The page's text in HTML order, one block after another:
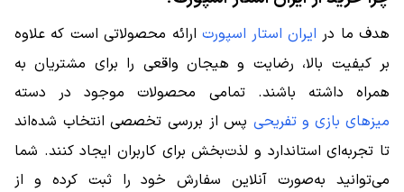
هدف ما در ایران استار اسپورت ارائه محصولاتی است که علاوه
بر کیفیت بالا، رضایت و هیجان واقعی را برای مشتریان به
همراه داشته باشند. تمامی محصولات موجود در دسته
میزهای بازی و تفریحی پس از بررسی تخصصی انتخاب شده‌اند
تا تجربه‌ای استاندارد و لذت‌بخش برای کاربران ایجاد کنند. شما
می‌توانید به‌صورت آنلاین سفارش خود را ثبت کرده و از